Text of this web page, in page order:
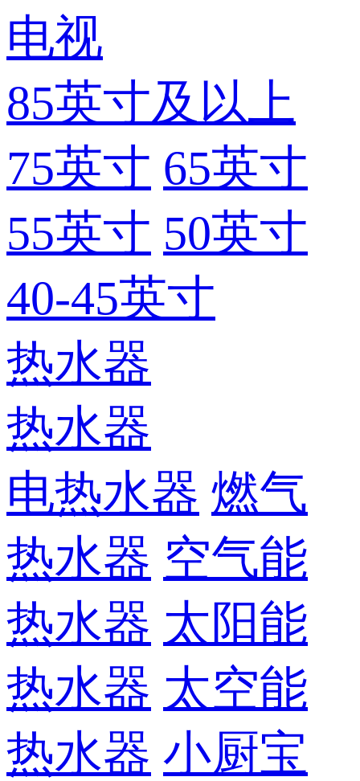
电视
85英寸及以上
75英寸 65英寸
55英寸 50英寸
40-45英寸
热水器
热水器
电热水器 燃气
热水器 空气能
热水器 太阳能
热水器 太空能
热水器 小厨宝